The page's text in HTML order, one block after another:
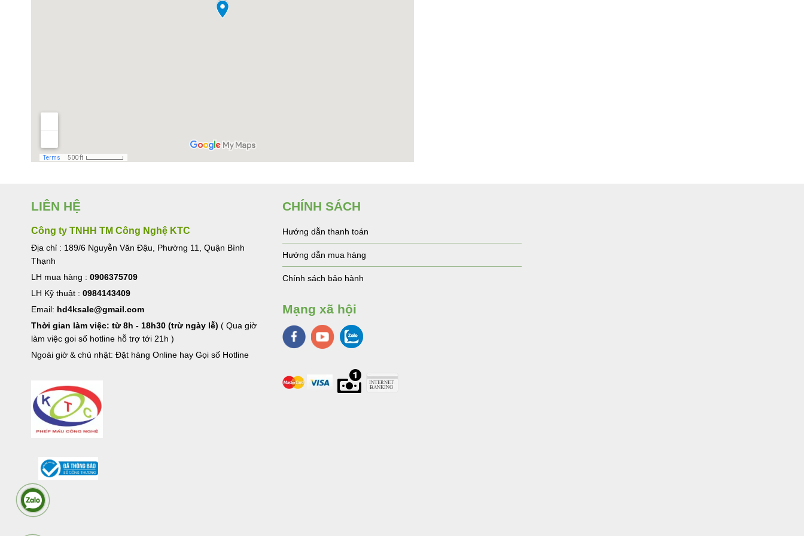
LIÊN HỆ
Công ty TNHH TM Công Nghệ KTC
Địa chỉ : 189/6 Nguyễn Văn Đậu, Phường 11, Quận Bình
Thạnh
LH mua hàng : 0906375709
LH Kỹ thuật : 0984143409
Email: hd4ksale@gmail.com
Thời gian làm việc: từ 8h - 18h30 (trừ ngày lễ) ( Qua giờ
làm việc goi số hotline hỗ trợ tới 21h )
Ngoài giờ & chủ nhật: Đặt hàng Online hay Gọi số Hotline
CHÍNH SÁCH
Hướng dẫn thanh toán
Hướng dẫn mua hàng
Chính sách bảo hành
Mạng xã hội